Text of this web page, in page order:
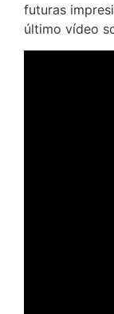
futuras
último vídeo